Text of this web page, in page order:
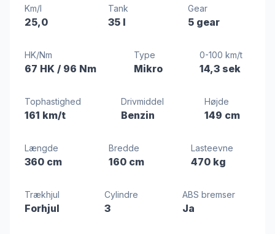
Km/l
25,0
Tank
35 l
Gear
5 gear
HK/Nm
67 HK / 96 Nm
Type
Mikro
0-100 km/t
14,3 sek
Tophastighed
161 km/t
Drivmiddel
Benzin
Højde
149 cm
Længde
360 cm
Bredde
160 cm
Lasteevne
470 kg
Trækhjul
Forhjul
Cylindre
3
ABS bremser
Ja